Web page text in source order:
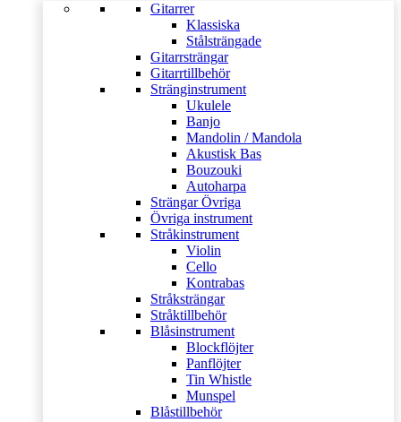
Gitarrer
Klassiska
Stålsträngade
Gitarrsträngar
Gitarrtillbehör
Stränginstrument
Ukulele
Banjo
Mandolin / Mandola
Akustisk Bas
Bouzouki
Autoharpa
Strängar Övriga
Övriga instrument
Stråkinstrument
Violin
Cello
Kontrabas
Stråksträngar
Stråktillbehör
Blåsinstrument
Blockflöjter
Panflöjter
Tin Whistle
Munspel
Blåstillbehör